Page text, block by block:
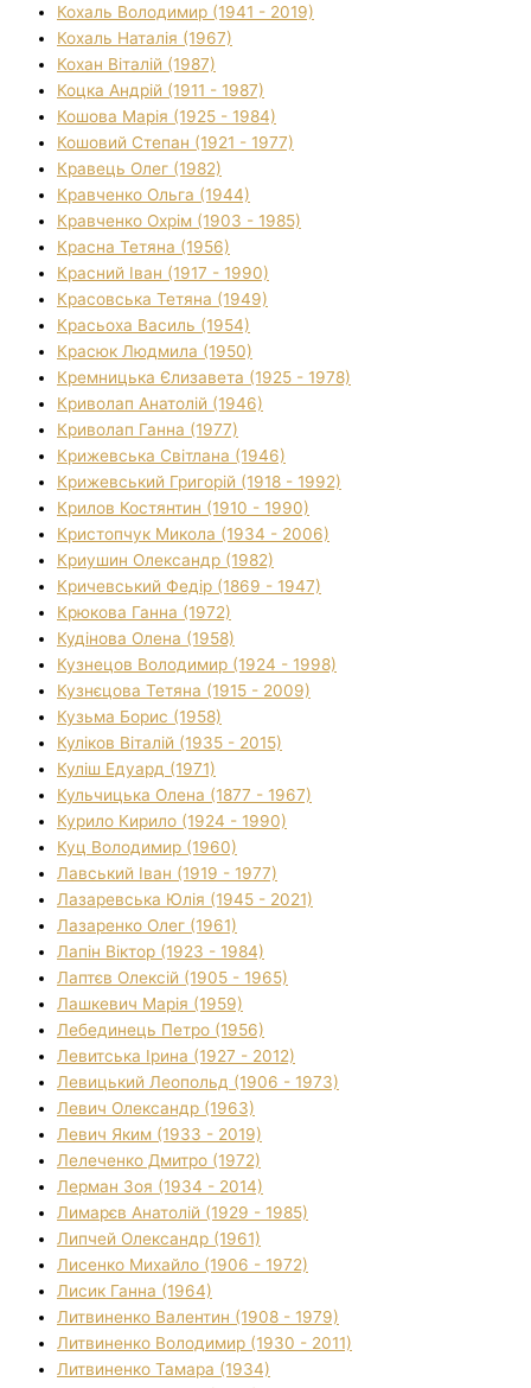
Кохаль Володимир (1941 - 2019)
Кохаль Наталія (1967)
Кохан Віталій (1987)
Коцка Андрій (1911 - 1987)
Кошова Марія (1925 - 1984)
Кошовий Степан (1921 - 1977)
Кравець Олег (1982)
Кравченко Ольга (1944)
Кравченко Охрім (1903 - 1985)
Красна Тетяна (1956)
Красний Іван (1917 - 1990)
Красовська Тетяна (1949)
Красьоха Василь (1954)
Красюк Людмила (1950)
Кремницька Єлизавета (1925 - 1978)
Криволап Анатолій (1946)
Криволап Ганна (1977)
Крижевська Світлана (1946)
Крижевський Григорій (1918 - 1992)
Крилов Костянтин (1910 - 1990)
Кристопчук Микола (1934 - 2006)
Криушин Олександр (1982)
Кричевський Федір (1869 - 1947)
Крюкова Ганна (1972)
Кудінова Олена (1958)
Кузнецов Володимир (1924 - 1998)
Кузнєцова Тетяна (1915 - 2009)
Кузьма Борис (1958)
Куліков Віталій (1935 - 2015)
Куліш Едуард (1971)
Кульчицька Олена (1877 - 1967)
Курило Кирило (1924 - 1990)
Куц Володимир (1960)
Лавський Іван (1919 - 1977)
Лазаревська Юлія (1945 - 2021)
Лазаренко Олег (1961)
Лапін Віктор (1923 - 1984)
Лаптєв Олексій (1905 - 1965)
Лашкевич Марія (1959)
Лебединець Петро (1956)
Левитська Ірина (1927 - 2012)
Левицький Леопольд (1906 - 1973)
Левич Олександр (1963)
Левич Яким (1933 - 2019)
Лелеченко Дмитро (1972)
Лерман Зоя (1934 - 2014)
Лимарєв Анатолій (1929 - 1985)
Липчей Олександр (1961)
Лисенко Михайло (1906 - 1972)
Лисик Ганна (1964)
Литвиненко Валентин (1908 - 1979)
Литвиненко Володимир (1930 - 2011)
Литвиненко Тамара (1934)